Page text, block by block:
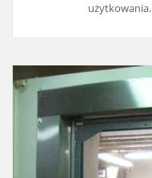
użytkowania.